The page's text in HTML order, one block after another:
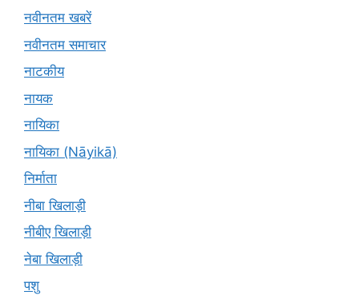
नवीनतम खबरें
नवीनतम समाचार
नाटकीय
नायक
नायिका
नायिका (Nāyikā)
निर्माता
नीबा खिलाड़ी
नीबीए खिलाड़ी
नेबा खिलाड़ी
पशु